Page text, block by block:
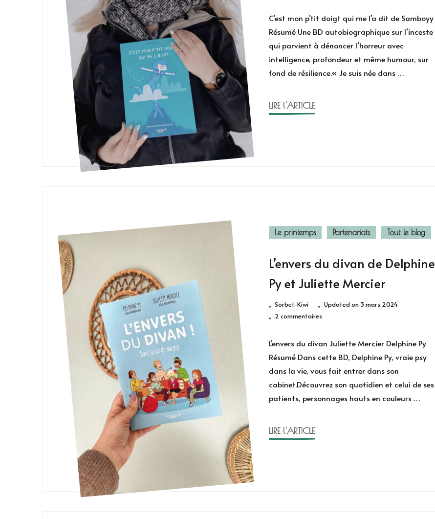
mon
p’tit
doigt
qui
me
l’a
C’est mon p’tit doigt qui me l’a dit de Samboyy
Résumé Une BD autobiographique sur l’inceste
qui parvient à dénoncer l’horreur avec
intelligence, profondeur et même humour, sur
fond de résilience.« Je suis née dans …
LIRE l'ARTICLE
Le printemps Partenariats Tout le blog
L’envers du divan de Delphine
Py et Juliette Mercier
Sorbet-Kiwi Updated on 3 mars 2024
2 commentairessur
de
Delphine
Py
et
L’envers du divan Juliette Mercier Delphine Py
Résumé Dans cette BD, Delphine Py, vraie psy
dans la vie, vous fait entrer dans son
cabinet.Découvrez son quotidien et celui de ses
patients, personnages hauts en couleurs …
LIRE l'ARTICLE